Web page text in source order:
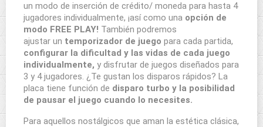
un modo de inserción de crédito/ moneda para hasta 4
jugadores individualmente, ¡así como una opción de
modo FREE PLAY! También podremos
ajustar un temporizador de juego para cada partida,
configurar la dificultad y las vidas de cada juego
individualmente, y disfrutar de juegos diseñados para
3 y 4 jugadores. ¿Te gustan los disparos rápidos? La
placa tiene función de disparo turbo y la posibilidad
de pausar el juego cuando lo necesites.
Para aquellos nostálgicos que aman la estética clásica,